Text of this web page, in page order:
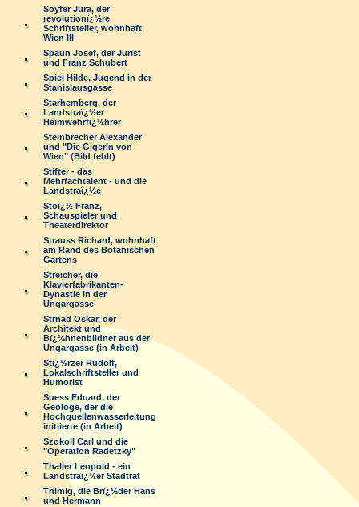
Soyfer Jura, der
revolutionï¿½re
Schriftsteller, wohnhaft
Wien III
Spaun Josef, der Jurist
und Franz Schubert
Spiel Hilde, Jugend in der
Stanislausgasse
Starhemberg, der
Landstraï¿½er
Heimwehrfï¿½hrer
Steinbrecher Alexander
und "Die Gigerln von
Wien" (Bild fehlt)
Stifter - das
Mehrfachtalent - und die
Landstraï¿½e
Stoï¿½ Franz,
Schauspieler und
Theaterdirektor
Strauss Richard, wohnhaft
am Rand des Botanischen
Gartens
Streicher, die
Klavierfabrikanten-
Dynastie in der
Ungargasse
Strnad Oskar, der
Architekt und
Bï¿½hnenbildner aus der
Ungargasse (in Arbeit)
Stï¿½rzer Rudolf,
Lokalschriftsteller und
Humorist
Suess Eduard, der
Geologe, der die
Hochquellenwasserleitung
initiierte (in Arbeit)
Szokoll Carl und die
"Operation Radetzky"
Thaller Leopold - ein
Landstraï¿½er Stadtrat
Thimig, die Brï¿½der Hans
und Hermann